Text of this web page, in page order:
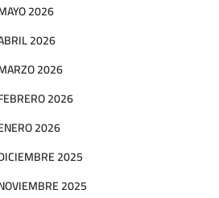
2026
2026
2026
2026
2026
2025
2025